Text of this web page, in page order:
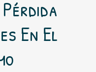
En El